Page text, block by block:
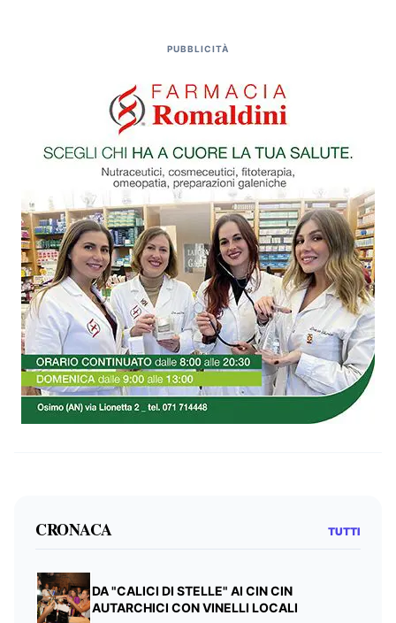
PUBBLICITÀ
CRONACA TUTTI
DA "CALICI DI STELLE" AI CIN CIN
AUTARCHICI CON VINELLI LOCALI